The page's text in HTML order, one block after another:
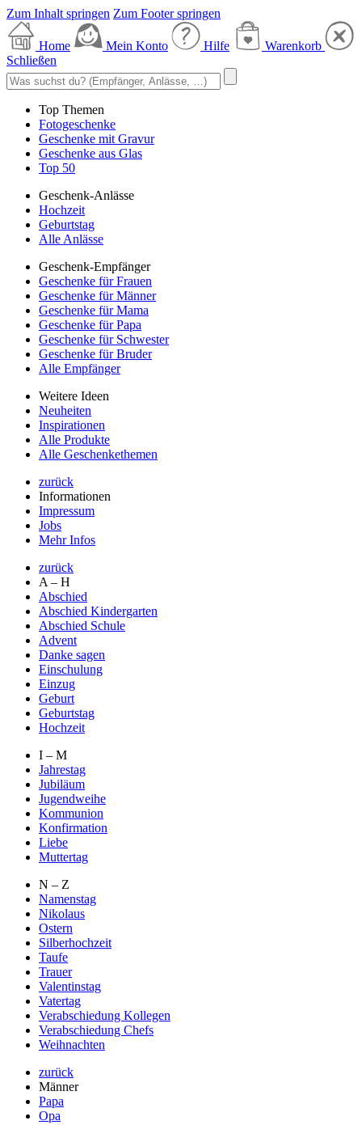
Zum Inhalt springen Zum Footer springen
Home Mein Konto Hilfe
Warenkorb
Schließen
Top Themen
Fotogeschenke
Geschenke mit Gravur
Geschenke aus Glas
Top 50
Geschenk-Anlässe
Hochzeit
Geburtstag
Alle Anlässe
Geschenk-Empfänger
Geschenke für Frauen
Geschenke für Männer
Geschenke für Mama
Geschenke für Papa
Geschenke für Schwester
Geschenke für Bruder
Alle Empfänger
Weitere Ideen
Neuheiten
Inspirationen
Alle Produkte
Alle Geschenkethemen
zurück
Informationen
Impressum
Jobs
Mehr Infos
zurück
A – H
Abschied
Abschied Kindergarten
Abschied Schule
Advent
Danke sagen
Einschulung
Einzug
Geburt
Geburtstag
Hochzeit
I – M
Jahrestag
Jubiläum
Jugendweihe
Kommunion
Konfirmation
Liebe
Muttertag
N – Z
Namenstag
Nikolaus
Ostern
Silberhochzeit
Taufe
Trauer
Valentinstag
Vatertag
Verabschiedung Kollegen
Verabschiedung Chefs
Weihnachten
zurück
Männer
Papa
Opa